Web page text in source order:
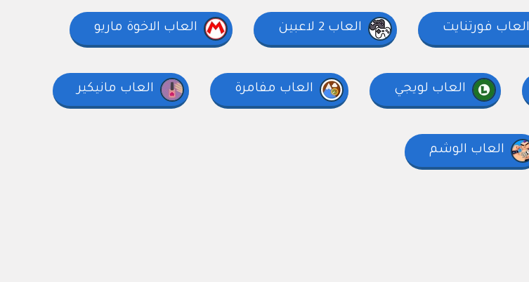
العاب فورتنايت العاب 2 لاعبين العاب الاخوة ماريو
العاب لويجي العاب مفامرة العاب مانيكير
العاب الوشم